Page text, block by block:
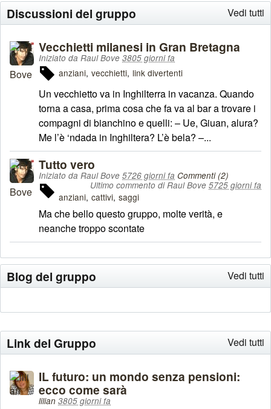
Vedi tutti
Discussioni del gruppo
Vecchietti milanesi in Gran Bretagna
Iniziato da Raul Bove 3805 giorni fa
anziani vecchietti link divertenti
Un vecchietto va in Inghilterra in vacanza. Quando
torna a casa, prima cosa che fa va al bar a trovare i
compagni di bianchino e quelli: – Ue, Giuan, alura?
Me l’è ‘ndada in Inghiltera? L’è bela? –...
Tutto vero
Iniziato da Raul Bove 5726 giorni fa Commenti (2)
Ultimo commento di Raul Bove 5725 giorni fa
anziani cattivi saggi
Ma che bello questo gruppo, molte verità, e
neanche troppo scontate
Vedi tutti
Blog del gruppo
Vedi tutti
Link del Gruppo
IL futuro: un mondo senza pensioni:
ecco come sarà
lilian 3805 giorni fa